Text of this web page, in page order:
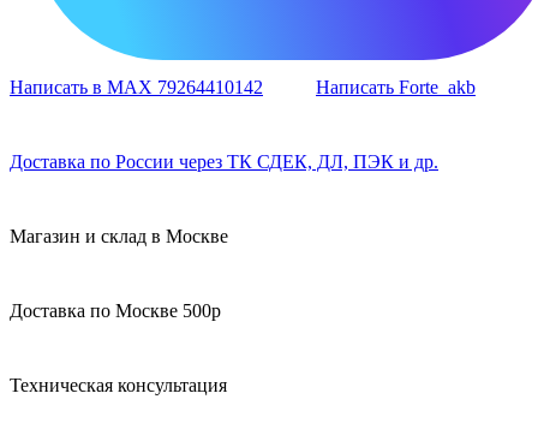
Написать в MAX 79264410142 Написать Forte_akb
Доставка по России через ТК СДЕК, ДЛ, ПЭК и др.
Магазин и склад в Москве
Доставка по Москве 500р
Техническая консультация